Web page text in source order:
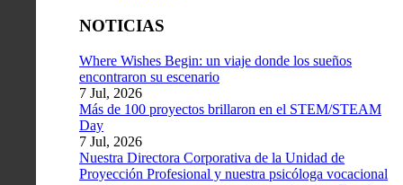
NOTICIAS
Where Wishes Begin: un viaje donde los sueños
encontraron su escenario
7 Jul, 2026
Más de 100 proyectos brillaron en el STEM/STEAM
Day
7 Jul, 2026
Nuestra Directora Corporativa de la Unidad de
Proyección Profesional y nuestra psicóloga vocacional